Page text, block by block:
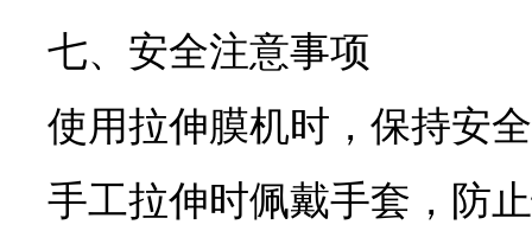
七、安全注意事项
使用拉伸膜机时，保持安
手工拉伸时佩戴手套，防